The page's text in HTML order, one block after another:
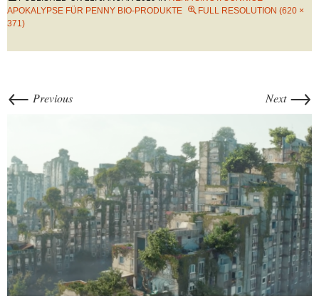
APOKALYPSE FÜR PENNY BIO-PRODUKTE
FULL RESOLUTION (620 ×
371)
← Previous Next →